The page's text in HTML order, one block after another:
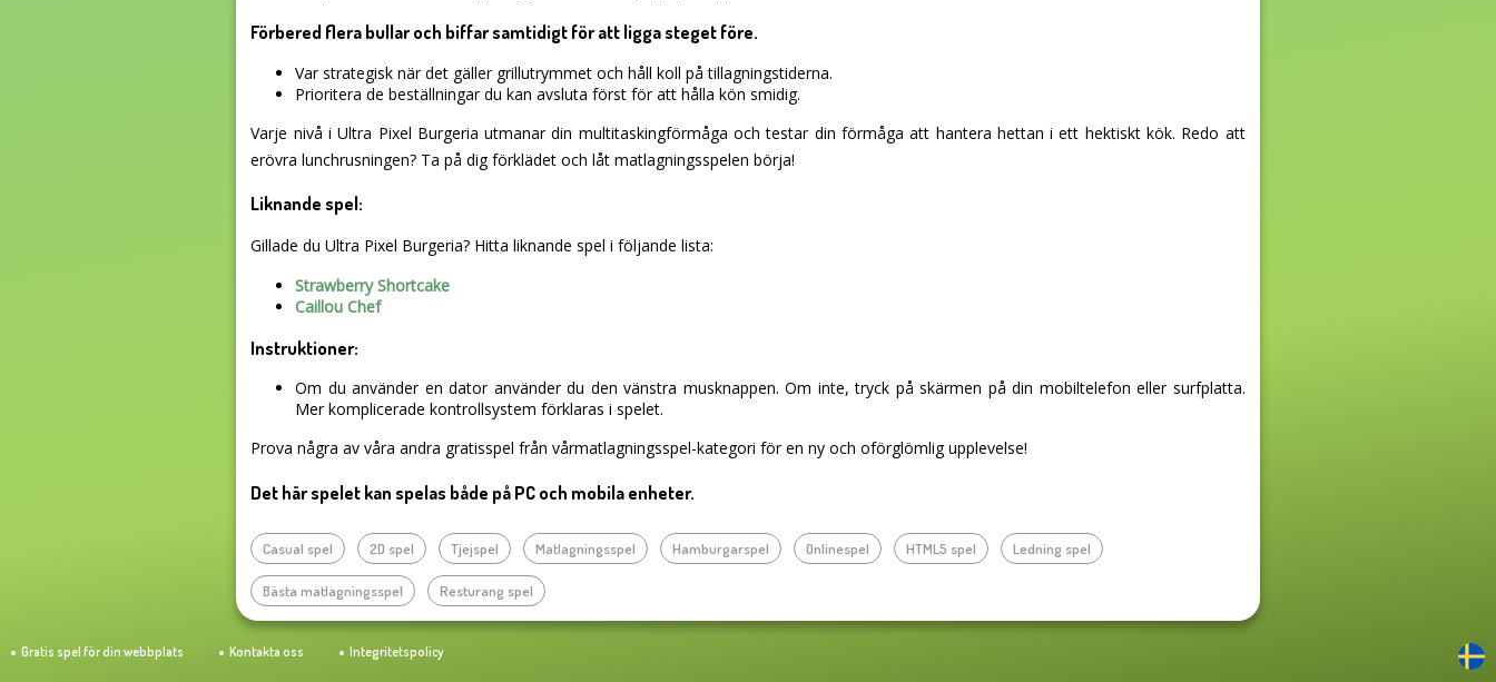
Förbered flera bullar och biffar samtidigt för att ligga steget före.
Var strategisk när det gäller grillutrymmet och håll koll på tillagningstiderna.
Prioritera de beställningar du kan avsluta först för att hålla kön smidig.
Varje nivå i Ultra Pixel Burgeria utmanar din multitaskingförmåga och testar din förmåga att hantera hettan i ett hektiskt kök. Redo att
erövra lunchrusningen? Ta på dig förklädet och låt matlagningsspelen börja!
Liknande spel:
Gillade du Ultra Pixel Burgeria? Hitta liknande spel i följande lista:
Strawberry Shortcake
Caillou Chef
Instruktioner:
Om du använder en dator använder du den vänstra musknappen. Om inte, tryck på skärmen på din mobiltelefon eller surfplatta.
Mer komplicerade kontrollsystem förklaras i spelet.
Prova några av våra andra gratisspel från vårmatlagningsspel-kategori för en ny och oförglömlig upplevelse!
Det här spelet kan spelas både på PC och mobila enheter.
Casual spel 2D spel Tjejspel Matlagningsspel Hamburgarspel Onlinespel HTML5 spel Ledning spel
Bästa matlagningsspel Resturang spel
Gratis spel för din webbplats Kontakta oss Integritetspolicy